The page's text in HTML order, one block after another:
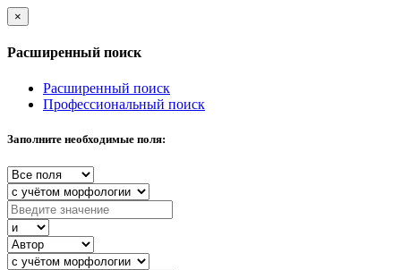
×
Расширенный поиск
Расширенный поиск
Профессиональный поиск
Заполните необходимые поля: